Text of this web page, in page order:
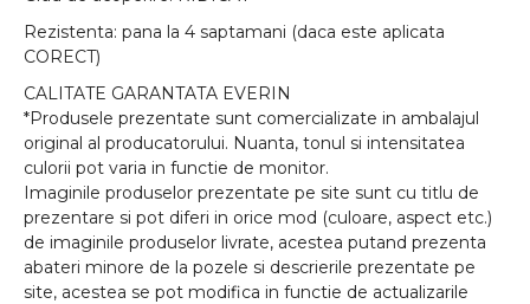
Rezistenta: pana la 4 saptamani (daca este aplicata
CORECT)
CALITATE GARANTATA EVERIN
*Produsele prezentate sunt comercializate in ambalajul
original al producatorului. Nuanta, tonul si intensitatea
culorii pot varia in functie de monitor.
Imaginile produselor prezentate pe site sunt cu titlu de
prezentare si pot diferi in orice mod (culoare, aspect etc.)
de imaginile produselor livrate, acestea putand prezenta
abateri minore de la pozele si descrierile prezentate pe
site, acestea se pot modifica in functie de actualizarile